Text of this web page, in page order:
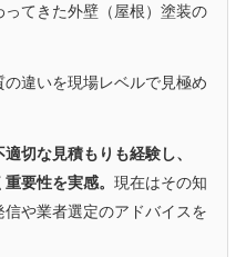
てきた外壁（屋根）塗装の
違いを現場レベルで見極め
切な見積もりも経験し、
要性を実感。 現在はその知
や業者選定のアドバイスを